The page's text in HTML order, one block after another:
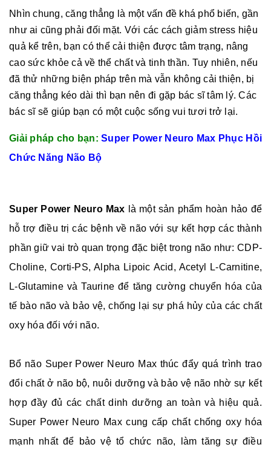
Nhìn chung, căng thẳng là một vấn đề khá phổ biến, gần
như ai cũng phải đối mặt. Với các cách giảm stress hiệu
quả kể trên, bạn có thể cải thiện được tâm trạng, nâng
cao sức khỏe cả về thể chất và tinh thần. Tuy nhiên, nếu
đã thử những biện pháp trên mà vẫn không cải thiện, bị
căng thẳng kéo dài thì bạn nên đi gặp bác sĩ tâm lý. Các
bác sĩ sẽ giúp bạn có một cuộc sống vui tươi trở lại.
Giải pháp cho bạn: Super Power Neuro Max Phục Hồi
Chức Năng Não Bộ
Super Power Neuro Max là một sản phẩm hoàn hảo để
hỗ trợ điều trị các bệnh về não với sự kết hợp các thành
phần giữ vai trò quan trọng đặc biệt trong não như: CDP-
Choline, Corti-PS, Alpha Lipoic Acid, Acetyl L-Carnitine,
L-Glutamine và Taurine để tăng cường chuyển hóa của
tế bào não và bảo vệ, chống lại sự phá hủy của các chất
oxy hóa đối với não.
Bổ não Super Power Neuro Max thúc đẩy quá trình trao
đổi chất ở não bộ, nuôi dưỡng và bảo vệ não nhờ sự kết
hợp đầy đủ các chất dinh dưỡng an toàn và hiệu quả.
Super Power Neuro Max cung cấp chất chống oxy hóa
mạnh nhất để bảo vệ tổ chức não, làm tăng sự điều